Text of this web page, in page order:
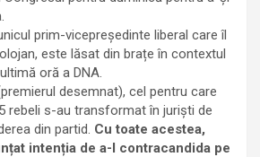
prim-vicepreședinte liberal care îl
este lăsat din brațe în contextul
oră a DNA.
desemnat), cel pentru care
rebeli s-au transformat în juriști de
din partid. Cu toate acestea,
intenția de a-l contracandida pe